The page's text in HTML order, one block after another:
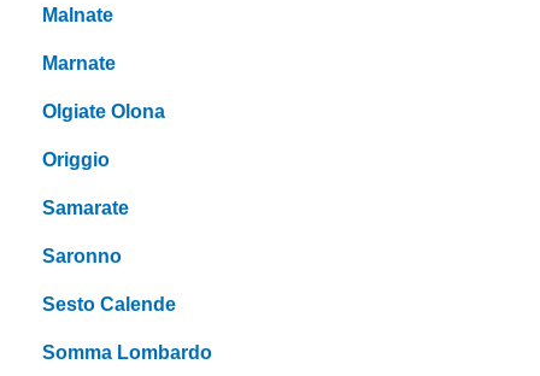
Malnate
Marnate
Olgiate Olona
Origgio
Samarate
Saronno
Sesto Calende
Somma Lombardo